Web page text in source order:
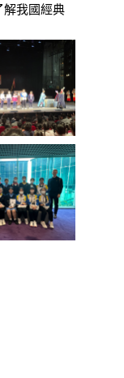
解我國經典